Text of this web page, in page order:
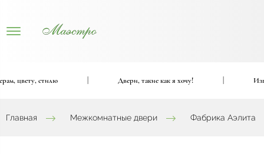
цвету, стилю Двери, такие как я хочу!
Главная Межкомнатные двери Фабрика Аэлита